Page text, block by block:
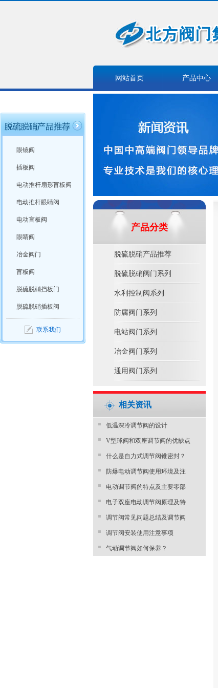
网站首页 产品中心
产品分类
脱硫脱硝产品推荐
脱硫脱硝阀门系列
水利控制阀系列
防腐阀门系列
电站阀门系列
冶金阀门系列
通用阀门系列
相关资讯
​低温深冷调节阀的设计
V型球阀和双座调节阀的优缺点
什么是自力式调节阀锥密封？
防爆电动调节阀使用环境及注
电动调节阀的特点及主要零部
电子双座电动调节阀原理及特
调节阀常见问题总结及调节阀
调节阀安装使用注意事项
气动调节阀如何保养？
眼镜阀
插板阀
电动推杆扇形盲板阀
电动推杆眼睛阀
电动盲板阀
眼睛阀
冶金阀门
盲板阀
脱硫脱硝挡板门
脱硫脱硝插板阀
联系我们